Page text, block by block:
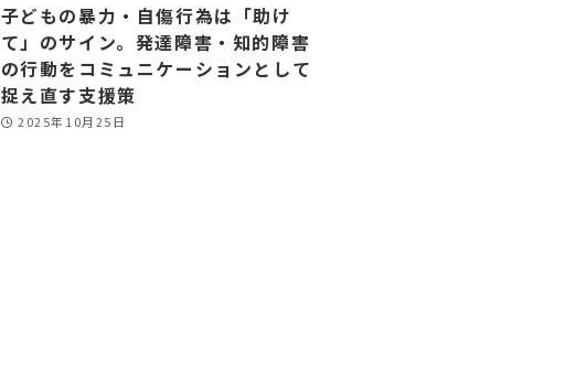
子どもの暴力・自傷行為は「助け
て」のサイン。発達障害・知的障害
の行動をコミュニケーションとして
捉え直す支援策
2025年10月25日